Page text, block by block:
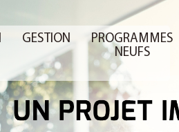
GESTION
PROGRAMMES
NEUFS